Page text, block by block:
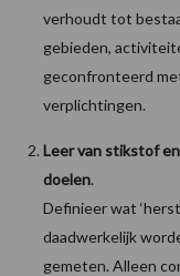
verhoudt tot
gebieden,
geconfronteerd
verplichtingen.
Leer van stikstof
doelen.
Definieer wat
daadwerkelijk
gemeten. Alleen